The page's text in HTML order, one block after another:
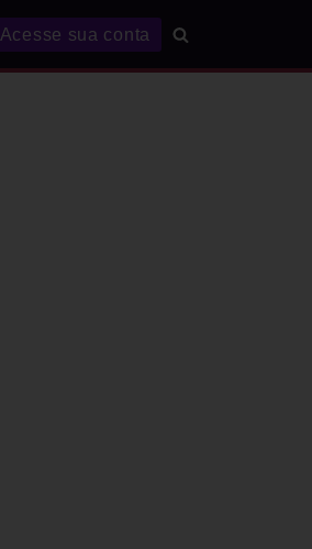
Acesse sua conta